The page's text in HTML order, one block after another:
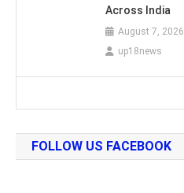
Across India
August 7, 2026
up18news
FOLLOW US FACEBOOK